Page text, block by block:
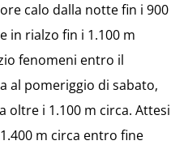
calo dalla notte fin i 900
in rialzo fin i 1.100 m
fenomeni entro il
al pomeriggio di sabato,
oltre i 1.100 m circa. Attesi
m circa entro fine